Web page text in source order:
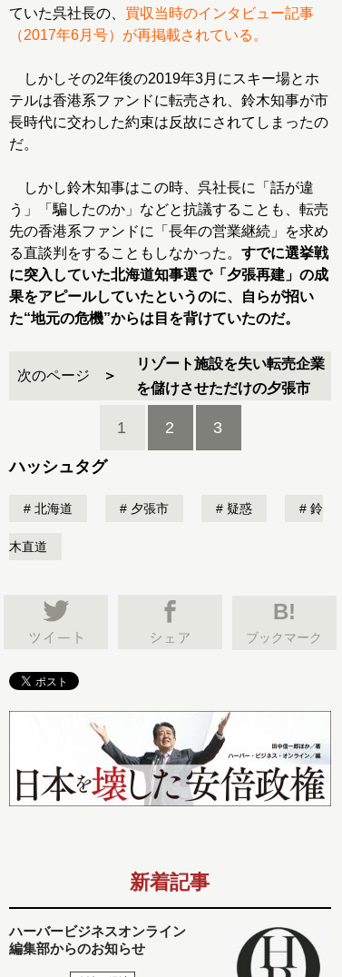
ていた呉社長の、 買収当時のインタビュー記事
（2017年6月号）が再掲載されている。
しかしその2年後の2019年3月にスキー場とホ
テルは香港系ファンドに転売され、鈴木知事が市
長時代に交わした約束は反故にされてしまったの
だ。
しかし鈴木知事はこの時、呉社長に「話が違
う」「騙したのか」などと抗議することも、転売
先の香港系ファンドに「長年の営業継続」を求め
る直談判をすることもしなかった。 すでに選挙戦
に突入していた北海道知事選で「夕張再建」の成
果をアピールしていたというのに、自らが招い
た“地元の危機”からは目を背けていたのだ。
次のページ
リゾート施設を失い転売企業
を儲けさせただけの夕張市
1 2 3
ハッシュタグ
北海道 夕張市 疑惑 鈴
木直道
B!
ブックマーク
新着記事
ハーバービジネスオンライン
編集部からのお知らせ